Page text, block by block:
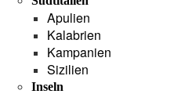
Apulien
Kalabrien
Kampanien
Sizilien
Inseln